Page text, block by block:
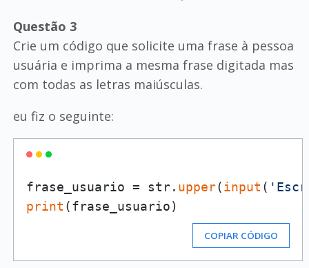
Questão 3
Crie um código que solicite uma frase à pessoa
usuária e imprima a mesma frase digitada mas
com todas as letras maiúsculas.
eu fiz o seguinte:
frase_usuario = str. upper(input (
print
COPIAR CÓDIGO